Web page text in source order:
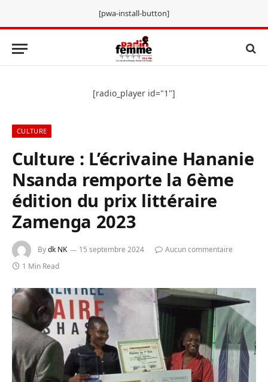
[pwa-install-button]
[radio_player id="1"]
CULTURE
Culture : L’écrivaine Hananie
Nsanda remporte la 6ème
édition du prix littéraire
Zamenga 2023
Bydk NK 15 septembre 2024
Aucun commentaire
1 Min Read